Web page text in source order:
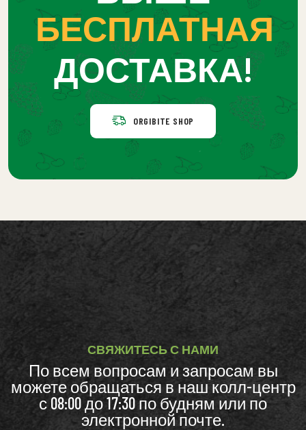
БЕСПЛАТНАЯ
ДОСТАВКА!
ORGIBITE SHOP
СВЯЖИТЕСЬ С НАМИ
По всем вопросам и запросам вы
можете обращаться в наш колл-центр
с 08:00 до 17:30 по будням или по
электронной почте.